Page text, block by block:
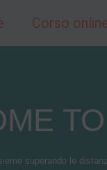
Corso
superando le